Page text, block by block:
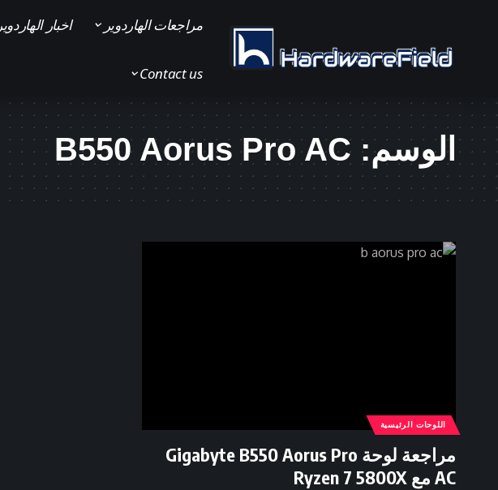
مراجعات الهاردوير اخبار الهاردوير
Contact us
الوسم: B550 Aorus Pro AC
اللوحات الرئيسية
مراجعة لوحة Gigabyte B550 Aorus Pro
AC مع Ryzen 7 5800X